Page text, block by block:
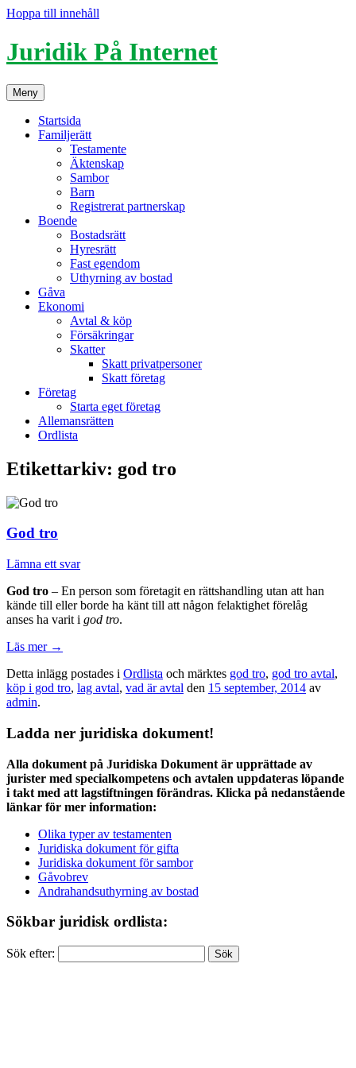
Hoppa till innehåll
Juridik På Internet
Meny
Startsida
Familjerätt
Testamente
Äktenskap
Sambor
Barn
Registrerat partnerskap
Boende
Bostadsrätt
Hyresrätt
Fast egendom
Uthyrning av bostad
Gåva
Ekonomi
Avtal & köp
Försäkringar
Skatter
Skatt privatpersoner
Skatt företag
Företag
Starta eget företag
Allemansrätten
Ordlista
Etikettarkiv: god tro
God tro
Lämna ett svar
God tro – En person som företagit en rättshandling utan att han
kände till eller borde ha känt till att någon felaktighet förelåg
anses ha varit i god tro.
Läs mer →
Detta inlägg postades i Ordlista och märktes god tro, god tro avtal,
köp i god tro, lag avtal, vad är avtal den 15 september, 2014 av
admin.
Ladda ner juridiska dokument!
Alla dokument på Juridiska Dokument är upprättade av
jurister med specialkompetens och avtalen uppdateras löpande
i takt med att lagstiftningen förändras. Klicka på nedanstående
länkar för mer information:
Olika typer av testamenten
Juridiska dokument för gifta
Juridiska dokument för sambor
Gåvobrev
Andrahandsuthyrning av bostad
Sökbar juridisk ordlista:
Sök efter: